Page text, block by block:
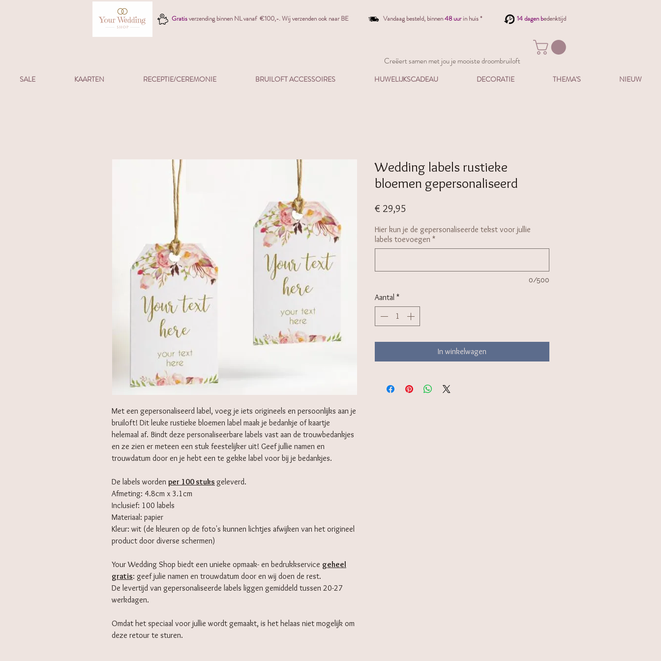
Gratisverzending binnen NL vanaf €100,-. Wij verzenden ook naar BE Vandaag besteld, binnen48 uur in huis * 14 dagen bedenktijd
Creëert samen met jou je mooiste droombruiloft
SALE KAARTEN RECEPTIE/CEREMONIE BRUILOFT ACCESSOIRES HUWELIJKSCADEAU DECORATIE THEMA'S NIEUW
Met een gepersonaliseerd label, voeg je iets origineels en persoonlijks aan je
bruiloft! Dit leuke rustieke bloemen label maak je bedankje of kaartje
helemaal af. Bindt deze personaliseerbare labels vast aan de trouwbedankjes
en ze zien er meteen een stuk feestelijker uit! Geef jullie namen en
trouwdatum door en je hebt een te gekke label voor bij je bedankjes.
De labels worden per 100 stuks geleverd.
Afmeting: 4.8cm x 3.1cm
Inclusief: 100 labels
Materiaal: papier
Kleur: wit (de kleuren op de foto's kunnen lichtjes afwijken van het origineel
product door diverse schermen)
Your Wedding Shop biedt een unieke opmaak- en bedrukkservice geheel
gratis: geef julie namen en trouwdatum door en wij doen de rest.
De levertijd van gepersonaliseerde labels liggen gemiddeld tussen 20-27
werkdagen.
Omdat het speciaal voor jullie wordt gemaakt, is het helaas niet mogelijk om
deze retour te sturen.
Wedding labels rustieke
bloemen gepersonaliseerd
€ 29,95
Hier kun je de gepersonaliseerde tekst voor jullie
labels toevoegen *
0/500
Aantal *
In winkelwagen